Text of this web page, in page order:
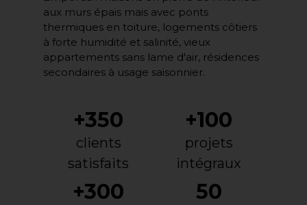
aux murs épais mais avec ponts
thermiques en toiture, logements côtiers
à forte humidité et salinité, vieux
appartements sans lame d'air, résidences
secondaires à usage saisonnier.
+350
clients
satisfaits
+100
projets
intégraux
+300 50